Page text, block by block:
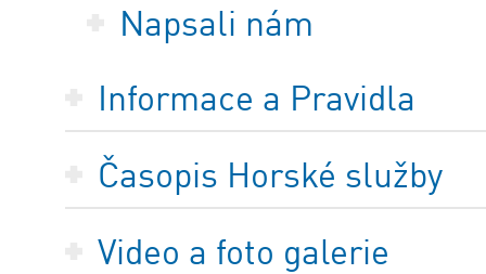
Napsali nám
Informace a Pravidla
Časopis Horské služby
Video a foto galerie